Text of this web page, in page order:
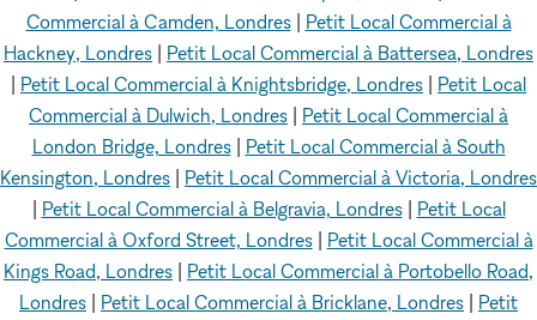
Commercial à Camden, Londres| Petit Local Commercial à
Hackney, Londres
Petit Local Commercial à Battersea, Londres
Petit Local Commercial à Knightsbridge, Londres
Petit Local
Commercial à Dulwich, Londres
Petit Local Commercial à
London Bridge, Londres| Petit Local Commercial à South
Kensington, Londres
Petit Local Commercial à Victoria, Londres
Petit Local Commercial à Belgravia, Londres| Petit Local
Commercial à Oxford Street, Londres| Petit Local Commercial à
Kings Road, Londres
Petit Local Commercial à Portobello Road,
Londres
Petit Local Commercial à Bricklane, Londres
Petit